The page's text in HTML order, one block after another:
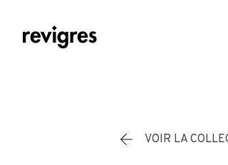
VOIR LA